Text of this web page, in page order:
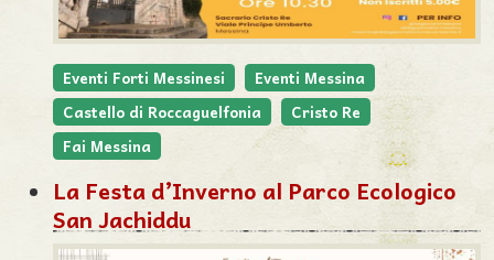
Eventi Forti Messinesi
Eventi Messina
Castello di Roccaguelfonia
Cristo Re
Fai Messina
La Festa d’Inverno al Parco Ecologico
San Jachiddu